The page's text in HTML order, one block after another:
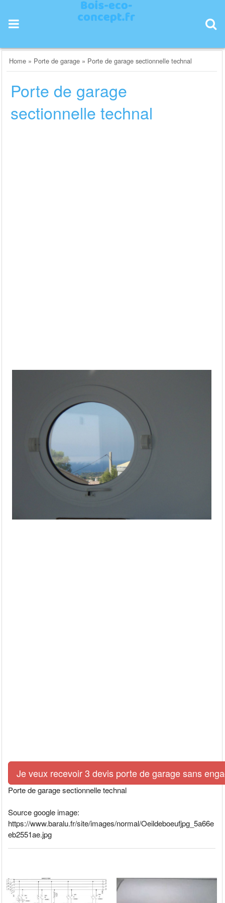
content
Home » Porte de garage » Porte de garage sectionnelle technal
Porte de garage
sectionnelle technal
Je veux recevoir 3 devis porte de garage sans
Porte de garage sectionnelle technal
Source google image:
https://www.baralu.fr/site/images/normal/Oeildeboeufjpg_5a66e
eb2551ae.jpg